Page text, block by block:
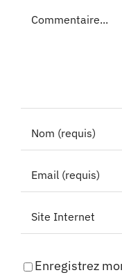
Commentaire
Enregistrez